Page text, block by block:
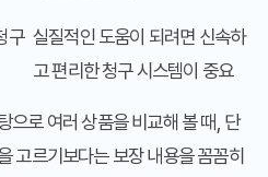
구 실질적인 도움이 되려면 신속하
고 편리한 청구 시스템이 중요
으로 여러 상품을 비교해 볼 때, 단
고르기보다는 보장 내용을 꼼꼼히